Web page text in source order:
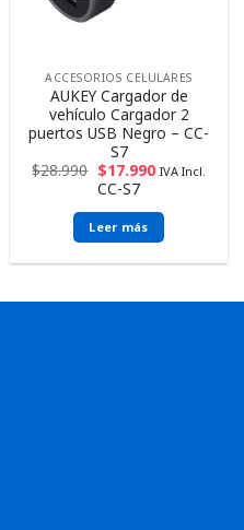
ACCESORIOS CELULARES
AUKEY Cargador de
vehículo Cargador 2
puertos USB Negro – CC-
S7
$28.990 $17.990 IVA Incl.
CC-S7
Leer más